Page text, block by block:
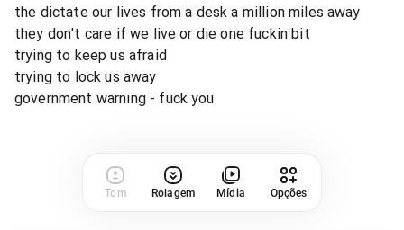
the dictate our lives from a desk a million miles away
they don't care if we live or die one fuckin bit
trying to keep us afraid
trying to lock us away
government warning - fuck you
Tom Rolagem Mídia Opções